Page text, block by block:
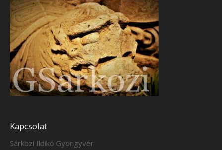
Kapcsolat
Sárközi Ildikó Gyöngyvér